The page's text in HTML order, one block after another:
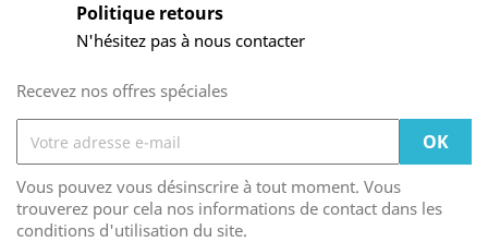
Politique retours
N'hésitez pas à nous contacter
Recevez nos offres spéciales
Vous pouvez vous désinscrire à tout moment. Vous
trouverez pour cela nos informations de contact dans les
conditions d'utilisation du site.